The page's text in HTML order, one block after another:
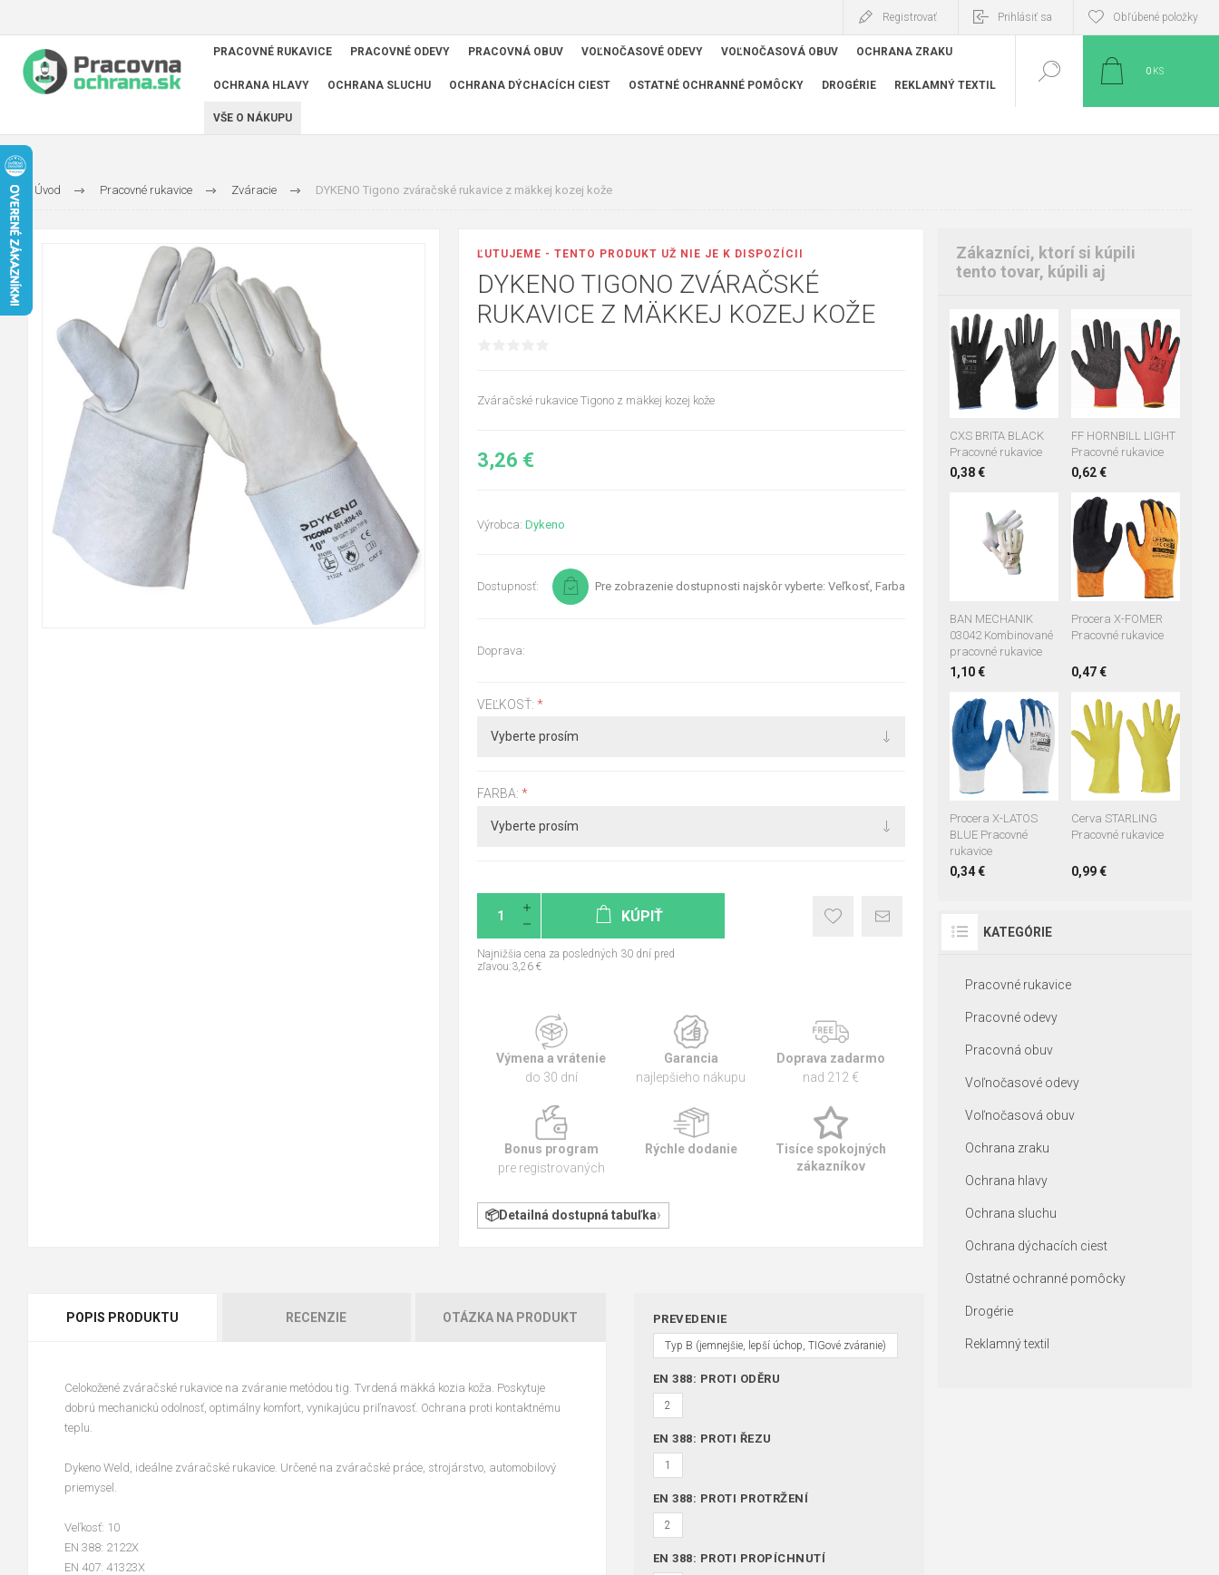
Registrovať Prihlásiť sa Obľúbené položky
PRACOVNÉ RUKAVICE PRACOVNÉ ODEVY PRACOVNÁ OBUV VOĽNOČASOVÉ ODEVY VOĽNOČASOVÁ OBUV OCHRANA ZRAKU
OCHRANA HLAVY OCHRANA SLUCHU OCHRANA DÝCHACÍCH CIEST OSTATNÉ OCHRANNÉ POMÔCKY DROGÉRIE REKLAMNÝ TEXTIL
VŠE O NÁKUPU
0 KS
Úvod Pracovné rukavice Zváracie DYKENO Tigono zváračské rukavice z mäkkej kozej kože
ĽUTUJEME - TENTO PRODUKT UŽ NIE JE K DISPOZÍCII
DYKENO TIGONO ZVÁRAČSKÉ
RUKAVICE Z MÄKKEJ KOZEJ KOŽE
Zváračské rukavice Tigono z mäkkej kozej kože
3,26 €
Výrobca: Dykeno
Dostupnosť: Pre zobrazenie dostupnosti najskôr vyberte: Veľkosť, Farba
Doprava:
VEĽKOSŤ: *
FARBA: *
KÚPIŤ
Najnižšia cena za posledných 30 dní pred
zľavou:3,26 €
Výmena a vrátenie
do 30 dní
Garancia
najlepšieho nákupu
Doprava zadarmo
nad 212 €
Bonus program
pre registrovaných
Rýchle dodanie
Tisíce spokojných
zákazníkov
Detailná dostupná tabuľka
POPIS PRODUKTU RECENZIE OTÁZKA NA PRODUKT
Celokožené zváračské rukavice na zváranie metódou tig. Tvrdená mäkká kozia koža. Poskytuje
dobrú mechanickú odolnosť, optimálny komfort, vynikajúcu priľnavosť. Ochrana proti kontaktnému
teplu.
Dykeno Weld, ideálne zváračské rukavice. Určené na zváračské práce, strojárstvo, automobilový
priemysel.
Veľkosť: 10
EN 388: 2122X
EN 407: 41323X
PREVEDENIE
Typ B (jemnejšie, lepší úchop, TIGové zváranie)
EN 388: PROTI ODĚRU
2
EN 388: PROTI ŘEZU
1
EN 388: PROTI PROTRŽENÍ
2
EN 388: PROTI PROPÍCHNUTÍ
Zákazníci, ktorí si kúpili
tento tovar, kúpili aj
CXS BRITA BLACK
Pracovné rukavice
0,38 €
05
07
08
10
FF HORNBILL LIGHT
Pracovné rukavice
0,62 €
06 07
08
09
BAN MECHANIK
03042 Kombinované
pracovné rukavice
1,10 €
08
11
Procera X-FOMER
Pracovné rukavice
0,47 €
08 10
Procera X-LATOS
BLUE Pracovné
rukavice
0,34 €
+1
07 08
10
Cerva STARLING
Pracovné rukavice
0,99 €
08
KATEGÓRIE
Pracovné rukavice
Pracovné odevy
Pracovná obuv
Voľnočasové odevy
Voľnočasová obuv
Ochrana zraku
Ochrana hlavy
Ochrana sluchu
Ochrana dýchacích ciest
Ostatné ochranné pomôcky
Drogérie
Reklamný textil